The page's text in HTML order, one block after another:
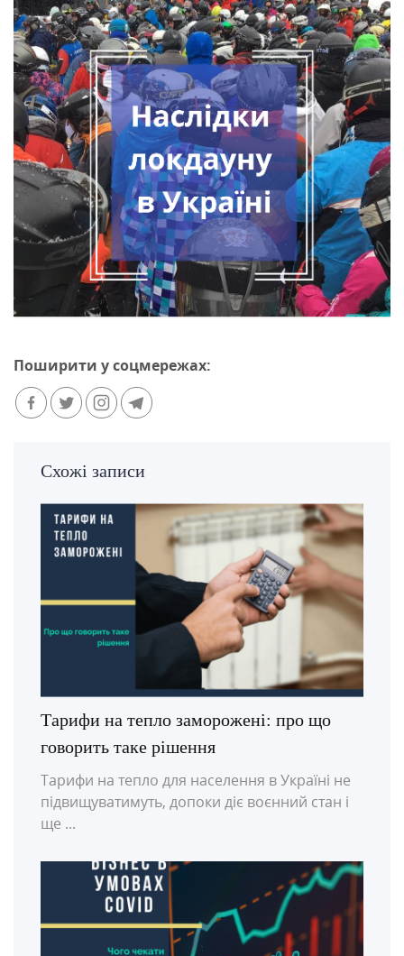
Поширити у соцмережах:
Схожі записи
Тарифи на тепло заморожені: про що
говорить таке рішення
Тарифи на тепло для населення в Україні не
підвищуватимуть, допоки діє воєнний стан і
ще ...